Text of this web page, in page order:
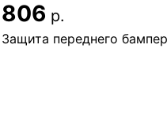
806 р.
Защита переднего